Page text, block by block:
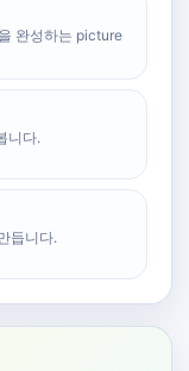
완성하는 picture
니다.
듭니다.